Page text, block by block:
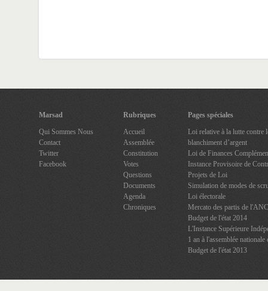
Marsad
Qui Sommes Nous
Contact
Twitter
Facebook
Rubriques
Accueil
Assemblée
Constitution
Votes
Questions
Documents
Agenda
Chroniques
Pages spéciales
Loi relative à la lutte contre
blanchiment d’argent
Loi de Finances
Instance Provisoire de
Projets de Loi
Simulation de modes de
Loi électorale
Mercato des partis de l'ANC
Budget de l'état 2014
L'Instance Supérieure
1 an à l'assemblée nationale
Budget de l'état 2013